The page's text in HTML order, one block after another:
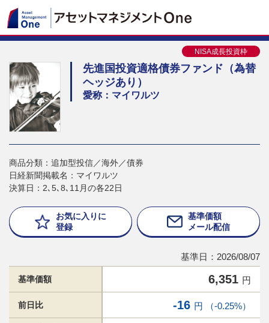
NISA成長投資枠
先進国投資適格債券ファンド（為替
ヘッジあり）
愛称：マイワルツ
商品分類：追加型投信／海外／債券
日経新聞掲載名：マイワルツ
決算日：2､5､8､11月の各22日
お気に入りに
登録
基準価額
メール配信
基準日：2026/08/07
基準価額 6,351 円
前日比 -16 円 （-0.25%）